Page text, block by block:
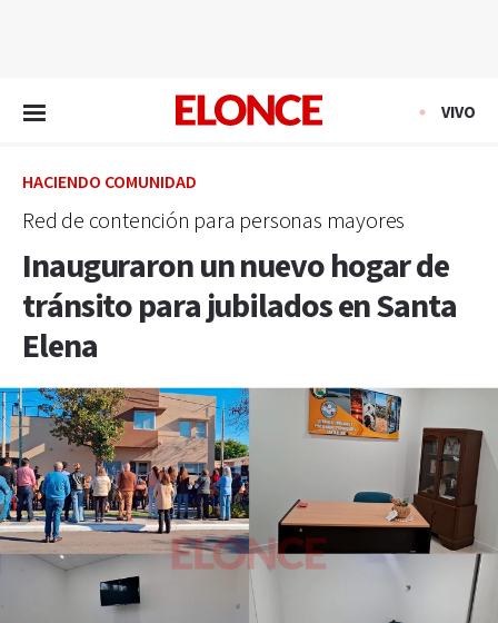
VIVO
HACIENDO COMUNIDAD
Red de contención para personas mayores
Inauguraron un nuevo hogar de
tránsito para jubilados en Santa
Elena